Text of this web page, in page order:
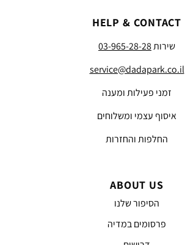
HELP & CONTACT
שירות03-965-28-28
service@dadapark.co.il
זמני פעילות ומענה
איסוף עצמי ומשלוחים
החלפות והחזרות
ABOUT US
הסיפור שלנו
פרסומים במדיה